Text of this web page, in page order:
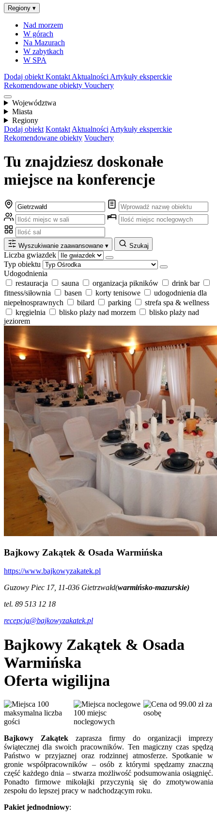
Regiony ▾
Nad morzem
W górach
Na Mazurach
W zabytkach
W SPA
Dodaj obiekt Kontakt Aktualności Artykuły eksperckie
Rekomendowane obiekty Vouchery
Województwa
Miasta
Regiony
Dodaj obiekt Kontakt Aktualności Artykuły eksperckie
Rekomendowane obiekty Vouchery
Tu znajdziesz doskonałe
miejsce na konferencje
Wyszukiwanie zaawansowane ▾ Szukaj
Liczba gwiazdek
Typ obiektu
Udogodnienia
restauracja
sauna organizacja pikników
drink bar
fitness/siłownia
basen korty tenisowe
udogodnienia dla
niepełnosprawnych
bilard parking
strefa spa & wellness
kręgielnia
blisko plaży nad morzem
blisko plaży nad
jeziorem
Bajkowy Zakątek & Osada Warmińska
https://www.bajkowyzakatek.pl
Guzowy Piec 17, 11-036 Gietrzwałd(warmińsko-mazurskie)
tel. 89 513 12 18
recepcja@bajkowyzakatek.pl
Bajkowy Zakątek & Osada
Warmińska
Oferta wigilijna
100
maksymalna liczba
gości
100 miejsc
noclegowych
od 99.00 zł za
osobę
Bajkowy Zakątek zaprasza firmy do organizacji imprezy
świątecznej dla swoich pracowników. Ten magiczny czas spędzą
Państwo w przyjaznej oraz rodzinnej atmosferze. Spotkanie w
gronie współpracowników – osób z którymi spędzamy znaczną
część każdego dnia – stwarza możliwość podsumowania osiągnięć.
Ponadto firmowe mikołajki przyczynią się do zmotywowania
zespołu do lepszej pracy w nadchodzącym roku.
Pakiet jednodniowy: